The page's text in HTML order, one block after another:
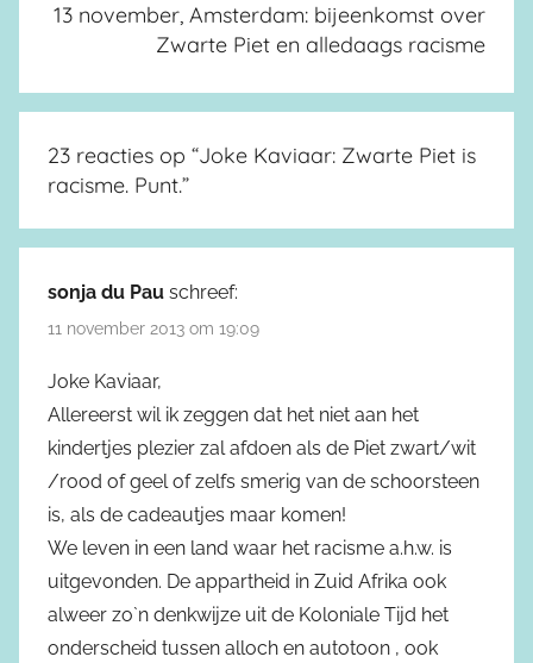
13 november, Amsterdam: bijeenkomst over
Zwarte Piet en alledaags racisme
23 reacties op “Joke Kaviaar: Zwarte Piet is
racisme. Punt.”
sonja du Pau schreef:
11 november 2013 om 19:09
Joke Kaviaar,
Allereerst wil ik zeggen dat het niet aan het
kindertjes plezier zal afdoen als de Piet zwart/wit
/rood of geel of zelfs smerig van de schoorsteen
is, als de cadeautjes maar komen!
We leven in een land waar het racisme a.h.w. is
uitgevonden. De appartheid in Zuid Afrika ook
alweer zo`n denkwijze uit de Koloniale Tijd het
onderscheid tussen alloch en autotoon , ook